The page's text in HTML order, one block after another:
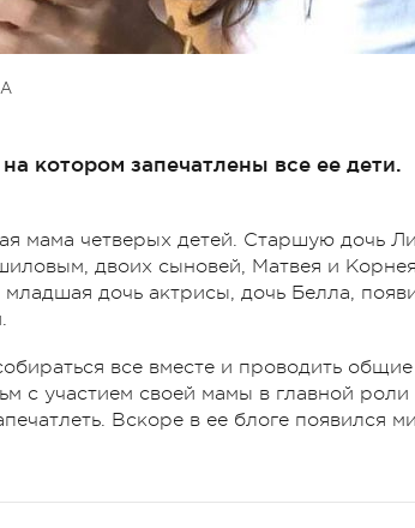
котором запечатлены все ее дети.
мама четверых детей. Старшую дочь
двоих сыновей, Матвея и
дочь актрисы, дочь Белла,
.
все вместе и проводить
с участием своей мамы в главной роли
Вскоре в ее блоге появился